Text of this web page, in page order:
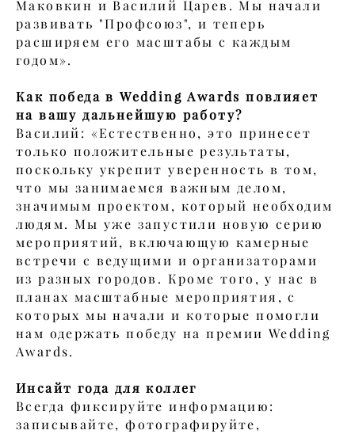
Маковкин и Василий Царев. Мы начали
развивать "Профсоюз", и теперь
расширяем его масштабы с каждым
годом».
Как победа в Wedding Awards повлияет
на вашу дальнейшую работу?
Василий: «Естественно, это принесет
только положительные результаты,
поскольку укрепит уверенность в том,
что мы занимаемся важным делом,
значимым проектом, который необходим
людям. Мы уже запустили новую серию
мероприятий, включающую камерные
встречи с ведущими и организаторами
из разных городов. Кроме того, у нас в
планах масштабные мероприятия, с
которых мы начали и которые помогли
нам одержать победу на премии Wedding
Awards.
Инсайт года для коллег
Всегда фиксируйте информацию:
записывайте, фотографируйте,